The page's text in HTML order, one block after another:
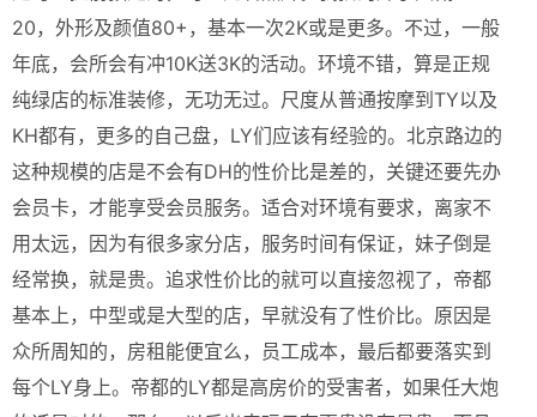
20，外形及颜值80+，基本一次2K或是更多。不过，一般
年底，会所会有冲10K送3K的活动。环境不错，算是正规
纯绿店的标准装修，无功无过。尺度从普通按摩到TY以及
KH都有，更多的自己盘，LY们应该有经验的。北京路边的
这种规模的店是不会有DH的性价比是差的，关键还要先办
会员卡，才能享受会员服务。适合对环境有要求，离家不
用太远，因为有很多家分店，服务时间有保证，妹子倒是
经常换，就是贵。追求性价比的就可以直接忽视了，帝都
基本上，中型或是大型的店，早就没有了性价比。原因是
众所周知的，房租能便宜么，员工成本，最后都要落实到
每个LY身上。帝都的LY都是高房价的受害者，如果任大炮